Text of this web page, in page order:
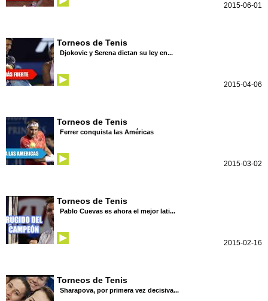
2015-06-01
Torneos de Tenis
Djokovic y Serena dictan su ley en...
2015-04-06
Torneos de Tenis
Ferrer conquista las Américas
2015-03-02
Torneos de Tenis
Pablo Cuevas es ahora el mejor lati...
2015-02-16
Torneos de Tenis
Sharapova, por primera vez decisiva...